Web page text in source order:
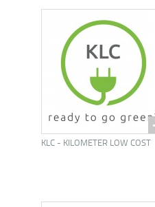
KLC - KILOMETER LOW COST